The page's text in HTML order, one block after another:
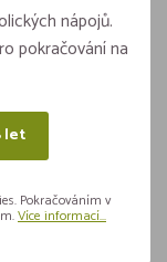
nápojů.
pokračování na
let
Pokračováním v
Více informací...